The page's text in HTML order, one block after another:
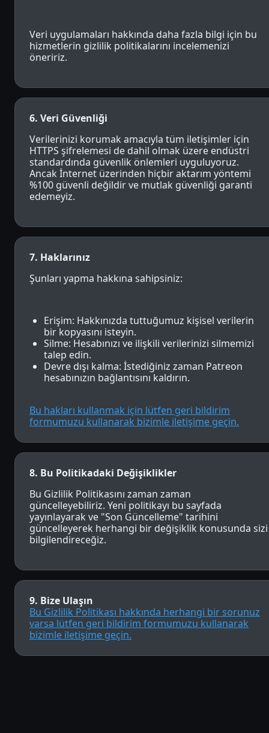
Veri uygulamaları hakkında daha fazla bilgi için bu
hizmetlerin gizlilik politikalarını incelemenizi
öneririz.
6. Veri Güvenliği
Verilerinizi korumak amacıyla tüm iletişimler için
HTTPS şifrelemesi de dahil olmak üzere endüstri
standardında güvenlik önlemleri uyguluyoruz.
Ancak İnternet üzerinden hiçbir aktarım yöntemi
%100 güvenli değildir ve mutlak güvenliği garanti
edemeyiz.
7. Haklarınız
Şunları yapma hakkına sahipsiniz:
Erişim: Hakkınızda tuttuğumuz kişisel verilerin
bir kopyasını isteyin.
Silme: Hesabınızı ve ilişkili verilerinizi silmemizi
talep edin.
Devre dışı kalma: İstediğiniz zaman Patreon
hesabınızın bağlantısını kaldırın.
Bu hakları kullanmak için lütfen geri bildirim
formumuzu kullanarak bizimle iletişime geçin.
8. Bu Politikadaki Değişiklikler
Bu Gizlilik Politikasını zaman zaman
güncelleyebiliriz. Yeni politikayı bu sayfada
yayınlayarak ve "Son Güncelleme" tarihini
güncelleyerek herhangi bir değişiklik konusunda sizi
bilgilendireceğiz.
9. Bize Ulaşın
Bu Gizlilik Politikası hakkında herhangi bir sorunuz
varsa lütfen geri bildirim formumuzu kullanarak
bizimle iletişime geçin.